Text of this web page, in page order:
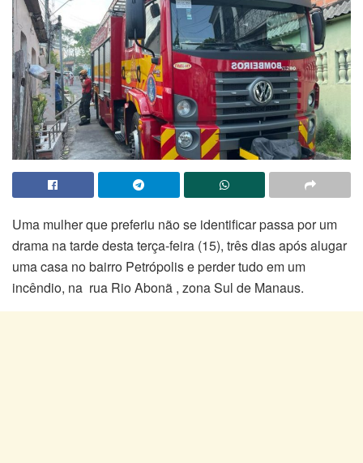
Uma mulher que preferiu não se identificar passa por um
drama na tarde desta terça-feira (15), três dias após alugar
uma casa no bairro Petrópolis e perder tudo em um
incêndio, na rua Rio Abonã , zona Sul de Manaus.